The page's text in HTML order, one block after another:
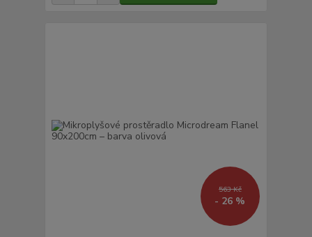
563 Kč
- 26 %